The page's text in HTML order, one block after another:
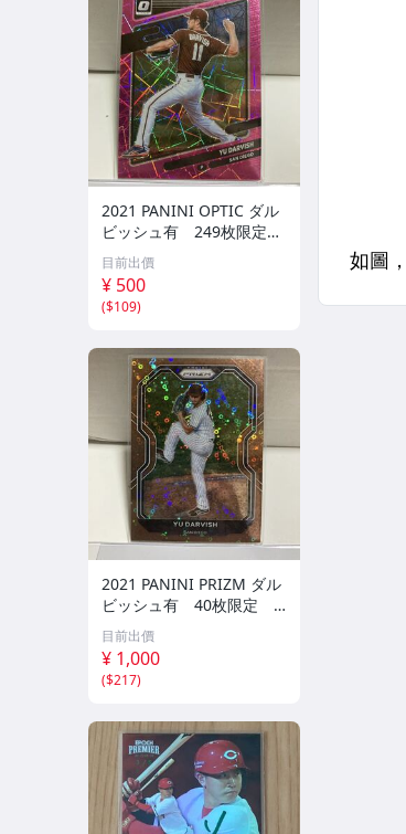
2021 PANINI OPTIC ダル
ビッシュ有 249枚限定
シリアルカード パドレス
目前出價
¥ 500
($109)
2021 PANINI PRIZM ダル
ビッシュ有 40枚限定
シリアルカード パドレス
目前出價
¥ 1,000
($217)